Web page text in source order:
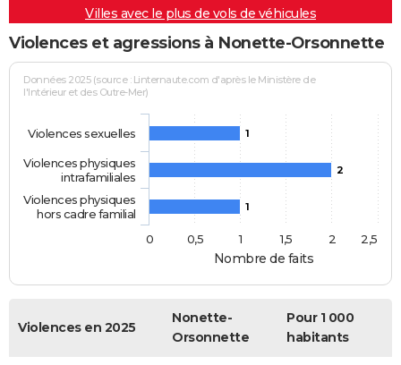
Villes avec le plus de vols de véhicules
Violences et agressions à Nonette-Orsonnette
Nombre de faits
Données 2025 (source : Linternaute.com d'après le Ministère de
l'Intérieur et des Outre-Mer)
1
2
1
Violences sexuelles
Violences physiques
intrafamiliales
Violences physiques
hors cadre familial
0
0,5 1 1,5 2 2,5
Violences en 2025
Nonette-
Orsonnette
Pour 1 000
habitants